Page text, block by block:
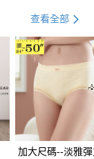
查看全部
加大尺碼--淡雅